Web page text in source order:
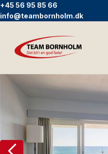
+45 56 95 85 66
info@teambornholm.dk